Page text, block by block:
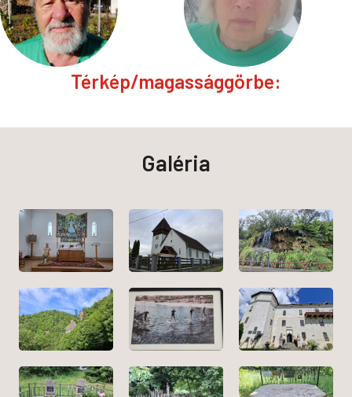
Térkép/magassággörbe:
Galéria